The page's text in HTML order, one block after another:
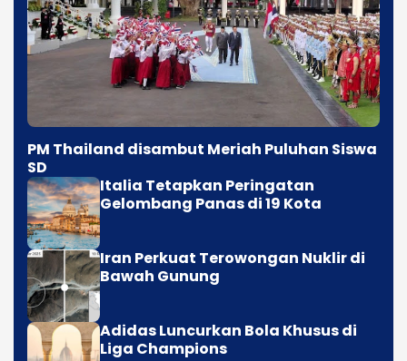
PM Thailand disambut Meriah Puluhan Siswa
SD
Italia Tetapkan Peringatan
Gelombang Panas di 19 Kota
Iran Perkuat Terowongan Nuklir di
Bawah Gunung
Adidas Luncurkan Bola Khusus di
Liga Champions